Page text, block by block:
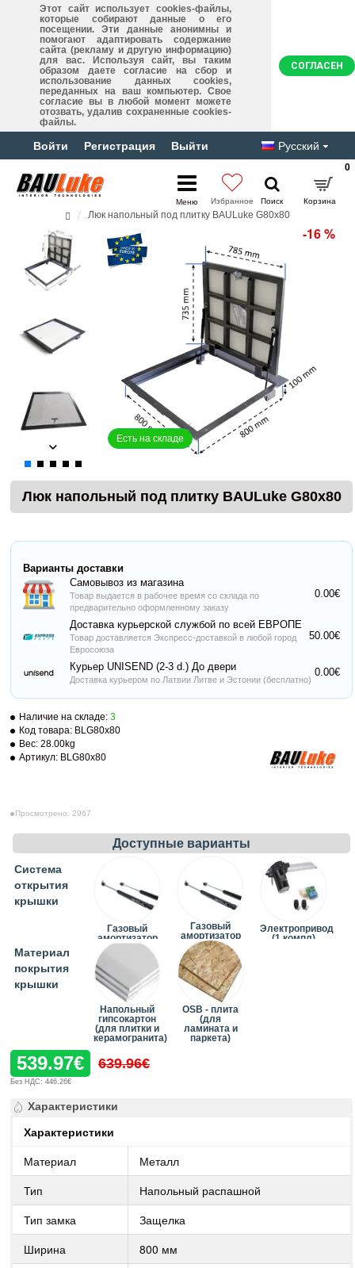
Этот сайт использует cookies-файлы,
которые собирают данные о его
посещении. Эти данные анонимны и
помогают адаптировать содержание
сайта (рекламу и другую информацию)
для вас. Используя сайт, вы таким
образом даете согласие на сбор и
использование данных cookies,
переданных на ваш компьютер. Свое
согласие вы в любой момент можете
отозвать, удалив сохраненные cookies-
файлы.
СОГЛАСЕН
Войти Регистрация Выйти Русский
0
Люк напольный под плитку BAULuke G80x80
Есть на складе
-16 %
Люк напольный под плитку BAULuke G80x80
Наличие на складе: 3
Код товара: BLG80x80
Вес: 28.00kg
Артикул: BLG80x80
Просмотрено: 2967
539.97€ 639.96€
Без НДС: 446.26€
Доступные варианты
Система
открытия
крышки
Газовый
амортизатор
(2 шт)
Газовый
амортизатор
(3 шт)
(+24.20€)
Электропривод
(1 компл)
Материал
покрытия
крышки
Напольный
гипсокартон
(для плитки и
керамогранита)
OSB - плита
(для
ламината и
паркета)
Варианты доставки
Самовывоз из магазина
Товар выдается в рабочее время со склада по
предварительно оформленному заказу
0.00€
Доставка курьерской службой по всей ЕВРОПЕ
Товар доставляется Экспресс-доставкой в любой город
Евросоюза
50.00€
Курьер UNISEND (2-3 d.) До двери
Доставка курьером по Латвии Литве и Эстонии (бесплатно)
0.00€
Характеристики
Характеристики
Материал
Металл
Тип
Напольный распашной
Тип замка
Защелка
Ширина
800 мм